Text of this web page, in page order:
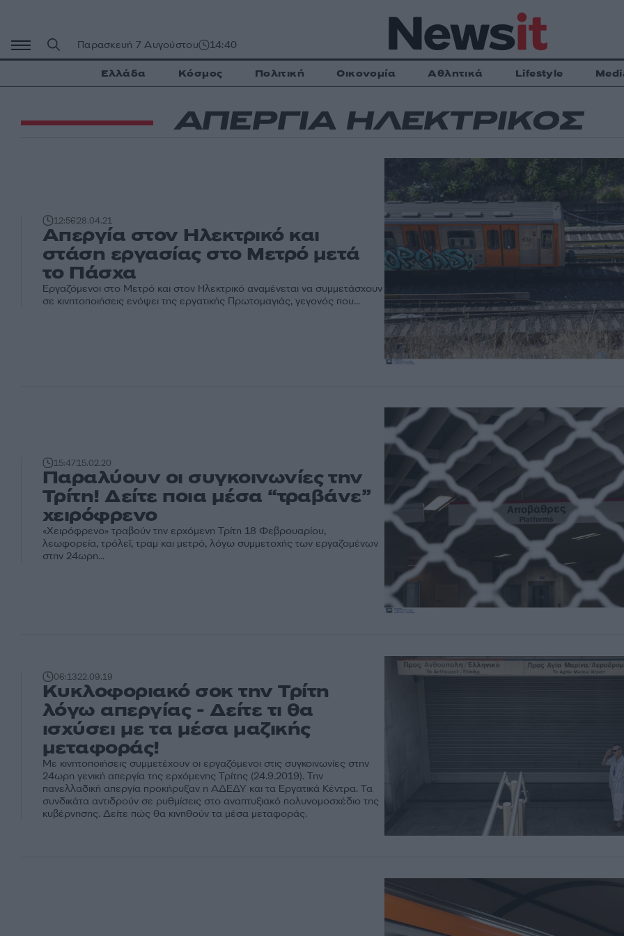
περιεχόμενο
Παρασκευή 7 Αυγούστου 14:40
Ελλάδα Κόσμος Πολιτική Οικονομία Αθλητικά Lifestyle
ΑΠΕΡΓΙΑ ΗΛΕΚΤΡΙΚΟΣ
12:5628.04.21
Απεργία στον Ηλεκτρικό και
στάση εργασίας στο Μετρό μετά
το Πάσχα
Εργαζόμενοι στο Μετρό και στον Ηλεκτρικό αναμένεται να συμμετάσχουν
σε κινητοποιήσεις ενόψει της εργατικής Πρωτομαγιάς, γεγονός που...
15:4715.02.20
Παραλύουν οι συγκοινωνίες την
Τρίτη! Δείτε ποια μέσα “τραβάνε”
χειρόφρενο
«Χειρόφρενο» τραβούν την ερχόμενη Τρίτη 18 Φεβρουαρίου,
λεωφορεία, τρόλεϊ, τραμ και μετρό, λόγω συμμετοχής των εργαζομένων
στην 24ωρη...
06:1322.09.19
Κυκλοφοριακό σοκ την Τρίτη
λόγω απεργίας - Δείτε τι θα
ισχύσει με τα μέσα μαζικής
μεταφοράς!
Με κινητοποιήσεις συμμετέχουν οι εργαζόμενοι στις συγκοινωνίες στην
24ωρη γενική απεργία της ερχόμενης Τρίτης (24.9.2019). Την
πανελλαδική απεργία προκήρυξαν η ΑΔΕΔΥ και τα Εργατικά Κέντρα. Τα
συνδικάτα αντιδρούν σε ρυθμίσεις στο αναπτυξιακό πολυνομοσχέδιο της
κυβέρνησης. Δείτε πώς θα κινηθούν τα μέσα μεταφοράς.